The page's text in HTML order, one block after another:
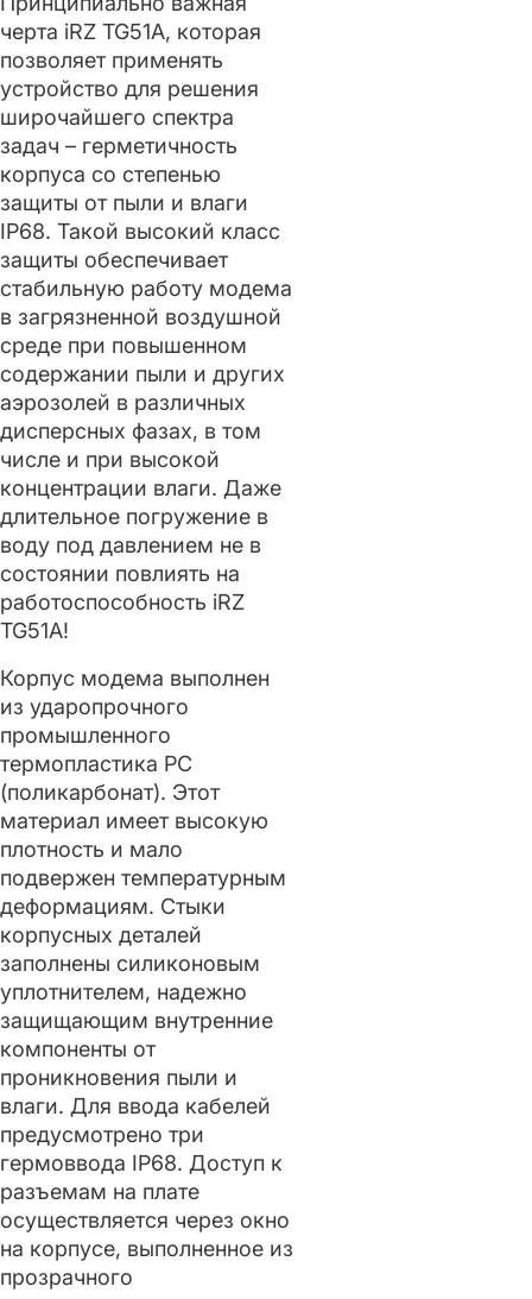
черта iRZ TG51A, которая
позволяет применять
устройство для решения
широчайшего спектра
задач – герметичность
корпуса со степенью
защиты от пыли и влаги
IP68. Такой высокий класс
защиты обеспечивает
стабильную работу модема
в загрязненной воздушной
среде при повышенном
содержании пыли и других
аэрозолей в различных
дисперсных фазах, в том
числе и при высокой
концентрации влаги. Даже
длительное погружение в
воду под давлением не в
состоянии повлиять на
работоспособность iRZ
TG51A!
Корпус модема выполнен
из ударопрочного
промышленного
термопластика РС
(поликарбонат). Этот
материал имеет высокую
плотность и мало
подвержен температурным
деформациям. Стыки
корпусных деталей
заполнены силиконовым
уплотнителем, надежно
защищающим внутренние
компоненты от
проникновения пыли и
влаги. Для ввода кабелей
предусмотрено три
гермоввода IP68. Доступ к
разъемам на плате
осуществляется через окно
на корпусе, выполненное из
прозрачного